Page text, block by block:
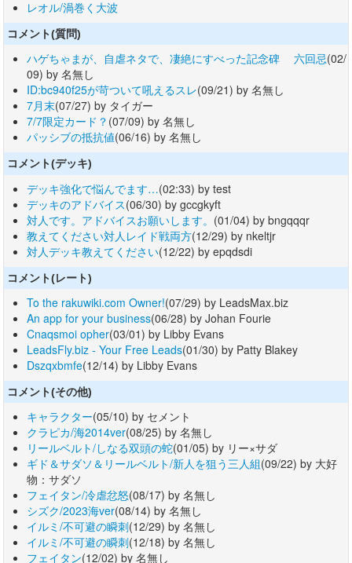
レオル/渦巻く大波
コメント(質問)
ハゲちゃまが、自虐ネタで、凄絶にすべった記念碑 六回忌(02/
09) by 名無し
ID:bc940f25が苛ついて吼えるスレ(09/21) by 名無し
7月末(07/27) by タイガー
7/7限定カード？ (07/09) by 名無し
パッシブの抵抗値(06/16) by 名無し
コメント(デッキ)
デッキ強化で悩んでます…(02:33) by test
デッキのアドバイス(06/30) by gccgkyft
対人です。アドバイスお願いします。 (01/04) by bngqqqr
教えてください対人レイド戦両方(12/29) by nkeltjr
対人デッキ教えてください(12/22) by epqdsdi
コメント(レート)
To the rakuwiki.com Owner!(07/29) by LeadsMax.biz
An app for your business(06/28) by Johan Fourie
Cnaqsmoi opher(03/01) by Libby Evans
LeadsFly.biz - Your Free Leads(01/30) by Patty Blakey
Dszqxbmfe(12/14) by Libby Evans
コメント(その他)
キャラクター(05/10) by セメント
クラピカ/海2014ver(08/25) by 名無し
リールベルト/しなる双頭の蛇(01/05) by リー×サダ
ギド＆サダソ＆リールベルト/新人を狙う三人組(09/22) by 大好
物：サダソ
フェイタン/冷虐忿怒(08/17) by 名無し
シズク/2023海ver(08/14) by 名無し
イルミ/不可避の瞬刺(12/29) by 名無し
イルミ/不可避の瞬刺(12/18) by 名無し
フェイタン(12/02) by 名無し